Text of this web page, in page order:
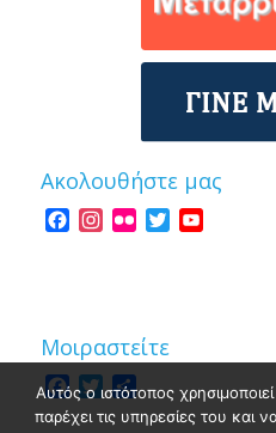
Ακολουθήστε μας
Facebook
Instagram
Flickr Twitter
Μοιραστείτε
Facebook
Twitter
Share
Αυτός ο ιστότοπος
παρέχει τις υπηρεσίες του και